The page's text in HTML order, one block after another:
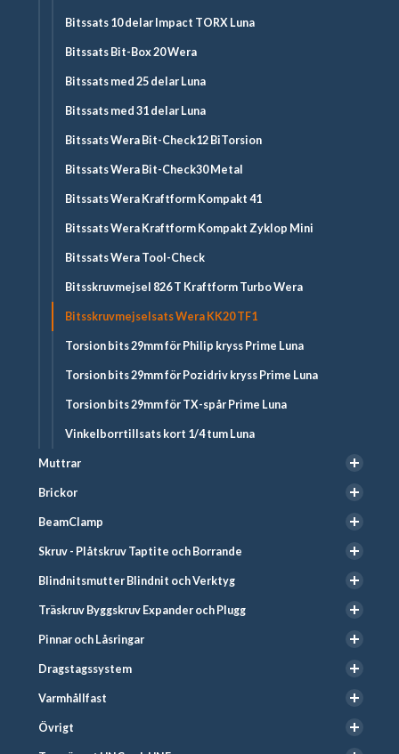
Bitssats 10 delar Impact TORX Luna
Bitssats Bit-Box 20 Wera
Bitssats med 25 delar Luna
Bitssats med 31 delar Luna
Bitssats Wera Bit-Check12 BiTorsion
Bitssats Wera Bit-Check30 Metal
Bitssats Wera Kraftform Kompakt 41
Bitssats Wera Kraftform Kompakt Zyklop Mini
Bitssats Wera Tool-Check
Bitsskruvmejsel 826 T Kraftform Turbo Wera
Bitsskruvmejselsats Wera KK20 TF1
Torsion bits 29mm för Philip kryss Prime Luna
Torsion bits 29mm för Pozidriv kryss Prime Luna
Torsion bits 29mm för TX-spår Prime Luna
Vinkelborrtillsats kort 1/4 tum Luna
Muttrar
Brickor
BeamClamp
Skruv - Plåtskruv Taptite och Borrande
Blindnitsmutter Blindnit och Verktyg
Träskruv Byggskruv Expander och Plugg
Pinnar och Låsringar
Dragstagssystem
Varmhållfast
Övrigt